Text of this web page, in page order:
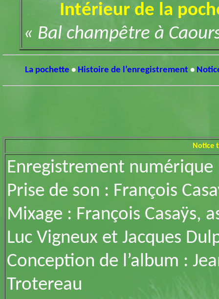
Intérieur de la
« Bal champêtre à
La pochette • Histoire de l’enregistrement •
Notice
Enregistrement numérique
Prise de son : François
Mixage : François Casaÿs,
Luc Vigneux et Jacques
Conception de l’album :
Trotereau